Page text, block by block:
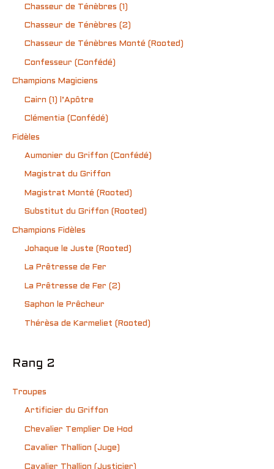
Chasseur de Ténèbres (1)
Chasseur de Ténèbres (2)
Chasseur de Ténèbres Monté (Rooted)
Confesseur (Confédé)
Champions Magiciens
Cairn (1) l’Apôtre
Clémentia (Confédé)
Fidèles
Aumonier du Griffon (Confédé)
Magistrat du Griffon
Magistrat Monté (Rooted)
Substitut du Griffon (Rooted)
Champions Fidèles
Johaque le Juste (Rooted)
La Prêtresse de Fer
La Prêtresse de Fer (2)
Saphon le Prêcheur
Thérèsa de Karmeliet (Rooted)
Rang 2
Troupes
Artificier du Griffon
Chevalier Templier De Hod
Cavalier Thallion (Juge)
Cavalier Thallion (Justicier)